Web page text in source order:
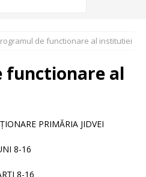
de functionare al institutiei
functionare al
PRIMĂRIA JIDVEI
8-16
8-16